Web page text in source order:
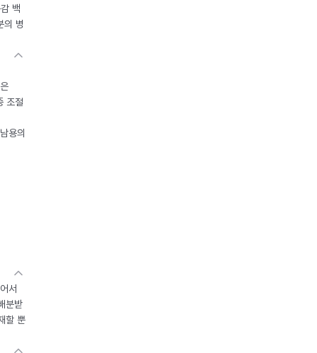
백
의 병
조절
용의
서
분받
할 뿐